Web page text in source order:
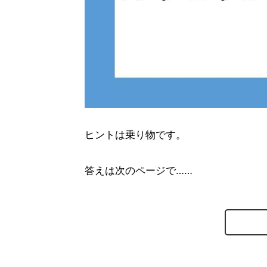
ヒントは乗り物です。
答えは次のページで……